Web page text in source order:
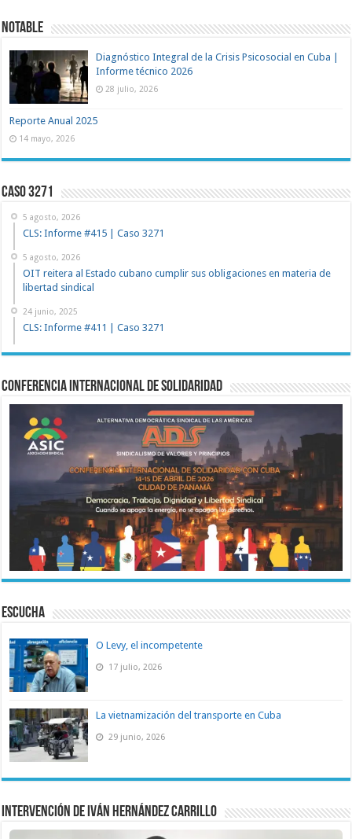
NOTABLE
Diagnóstico Integral de la Crisis Psicosocial en Cuba |
Informe técnico 2026
28 julio, 2026
Reporte Anual 2025
14 mayo, 2026
Caso 3271
5 agosto, 2026
CLS: Informe #415 | Caso 3271
5 agosto, 2026
OIT reitera al Estado cubano cumplir sus obligaciones en materia de
libertad sindical
24 junio, 2025
CLS: Informe #411 | Caso 3271
Conferencia Internacional de Solidaridad
ESCUCHA
O Levy, el incompetente
17 julio, 2026
La vietnamización del transporte en Cuba
29 junio, 2026
Intervención de Iván Hernández Carrillo